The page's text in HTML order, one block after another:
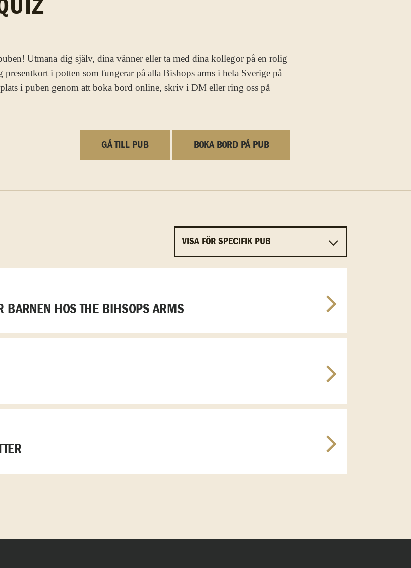
Utmana dig själv, dina vänner eller ta med dina kollegor på en rolig
i potten som fungerar på alla Bishops arms i hela Sverige på
i puben genom att boka bord online, skriv i DM eller ring oss på
GÅ TILL PUB BOKA BORD PÅ PUB
BARNEN HOS THE BIHSOPS ARMS